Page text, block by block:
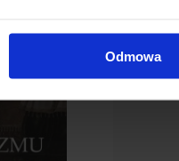
Odmowa